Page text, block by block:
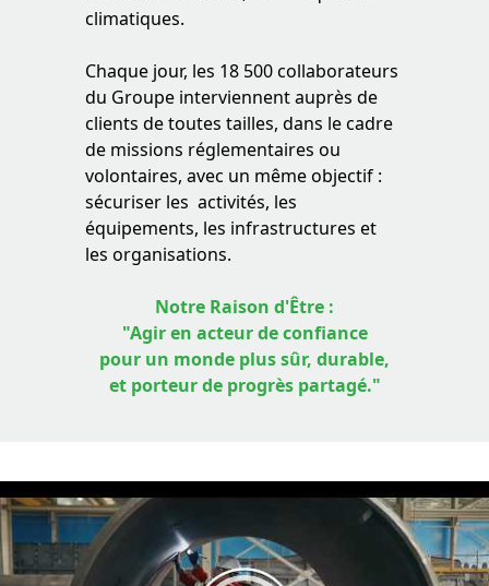
climatiques.
Chaque jour, les 18 500 collaborateurs
du Groupe interviennent auprès de
clients de toutes tailles, dans le cadre
de missions réglementaires ou
volontaires, avec un même objectif :
sécuriser les activités, les
équipements, les infrastructures et
les organisations.
Notre Raison d'Être :
"Agir en acteur de confiance
pour un monde plus sûr, durable,
et porteur de progrès partagé."
Video
Player